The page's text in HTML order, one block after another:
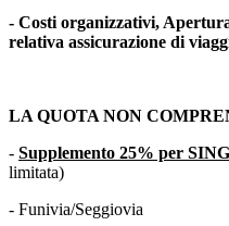
- Costi organizzativi,
relativa assicurazione di
LA QUOTA NON
- Supplemento 25% per
limitata)
- Funivia/Seggiovia